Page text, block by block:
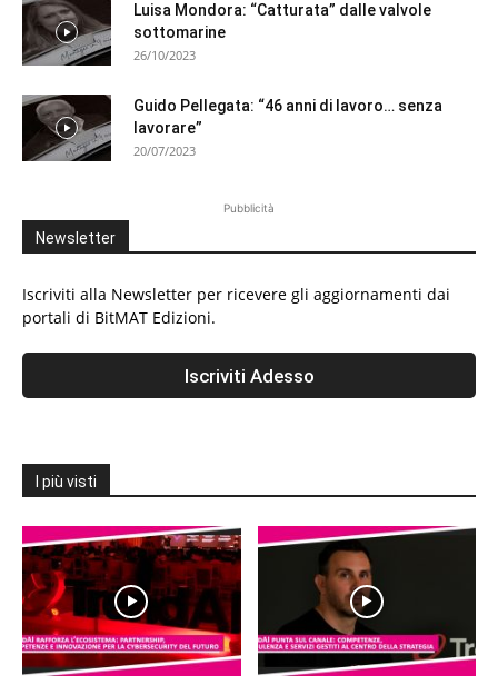
Luisa Mondora: “Catturata” dalle valvole
sottomarine
26/10/2023
Guido Pellegata: “46 anni di lavoro… senza
lavorare”
20/07/2023
Pubblicità
Newsletter
Iscriviti alla Newsletter per ricevere gli aggiornamenti dai
portali di BitMAT Edizioni.
I più visti